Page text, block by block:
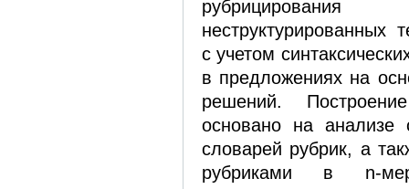
неструктурированных
с учетом
в предложениях на
решений.
основано на анализе
словарей рубрик, а
рубриками в n-